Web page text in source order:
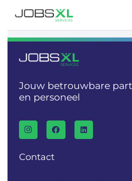
Jouw betrouwbare
en personeel
Contact